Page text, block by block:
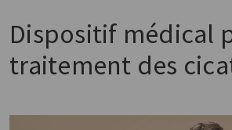
Dispositif médical
traitement des